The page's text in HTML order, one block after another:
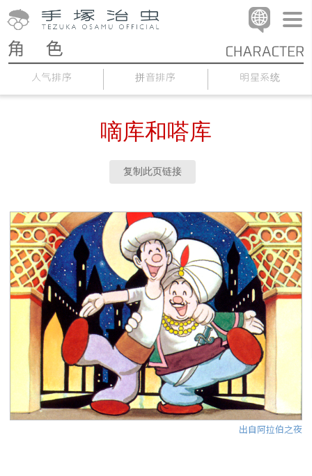
人气排序 拼音排序 明星系统
嘀库和嗒库
复制此页链接
出自阿拉伯之夜